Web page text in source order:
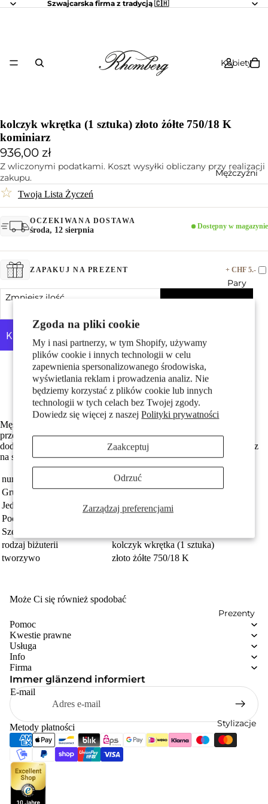
Zgoda na pliki cookie
My i nasi partnerzy, w tym Shopify, używamy
plików cookie i innych technologii w celu
zapewnienia spersonalizowanego środowiska,
wyświetlania reklam i prowadzenia analiz. Nie
będziemy korzystać z plików cookie lub innych
technologii w tych celach bez Twojej zgody.
Dowiedz się więcej z naszejPolityki prywatności
Zarządzaj preferencjami
Zaakceptuj
Odrzuć
Szwajcarska firma z tradycją 🇨🇭
Kobiety
Mężczyźni
Pary
Prezenty
Stylizacje
kolczyk wkrętka (1 sztuka) złoto żółte 750/18 K
kominiarz
936,00 zł
Z wliczonymi podatkami. Koszt wysyłki obliczany przy realizacji
zakupu.
☆ Twoja Lista Życzeń
OCZEKIWANA DOSTAWA
środa, 12 sierpnia Dostępny w magazynie
ZAPAKUJ NA PREZENT + CHF 5.-
Zmniejsz ilość
Więcej opcji płatności
Made in Germany
Wykonane z odzyskanego złota
Darmowa dostawa
Męski kolczyk wkrętka wykonany z 750 żółtego złota,
przedstawiający symbolicznego kominiarza. Modny i oryginalny
dodatek, który podkreśli indywidualny styl. Idealny na co dzień oraz
na specjalne okazje. Wysoka jakość wykonania i precyzyjne detale.
numer zamówienia
520934
Grupa docelowa
Mężczyźni
Jednostka
sztuka
Pochodzenie
Szerokość
rodzaj biżuterii
kolczyk wkrętka (1 sztuka)
tworzywo
złoto żółte 750/18 K
Może Ci się również spodobać
Pomoc
Kwestie prawne
Usługa
Info
Firma
Immer glänzend informiert
E-mail
Metody płatności